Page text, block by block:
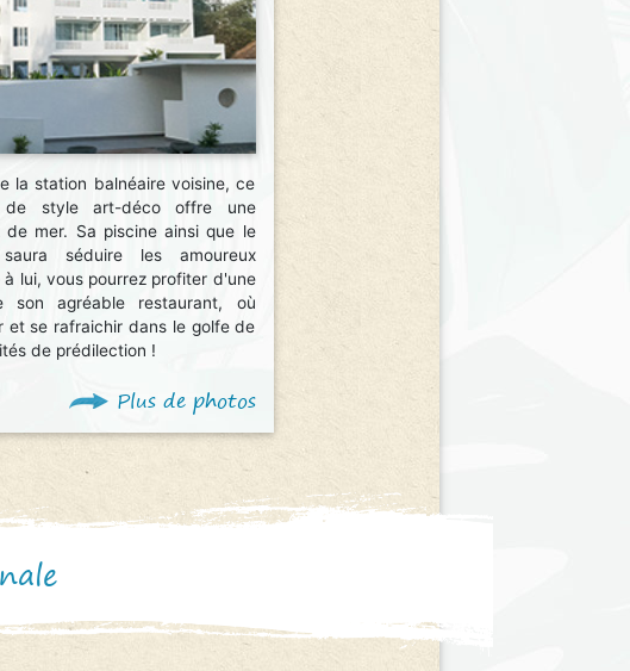
la station balnéaire voisine, ce
de style art-déco offre une
mer. Sa piscine ainsi que le
séduire les amoureux
lui, vous pourrez profiter d'une
agréable restaurant, où
se rafraichir dans le golfe de
de prédilection !
Plus de photos